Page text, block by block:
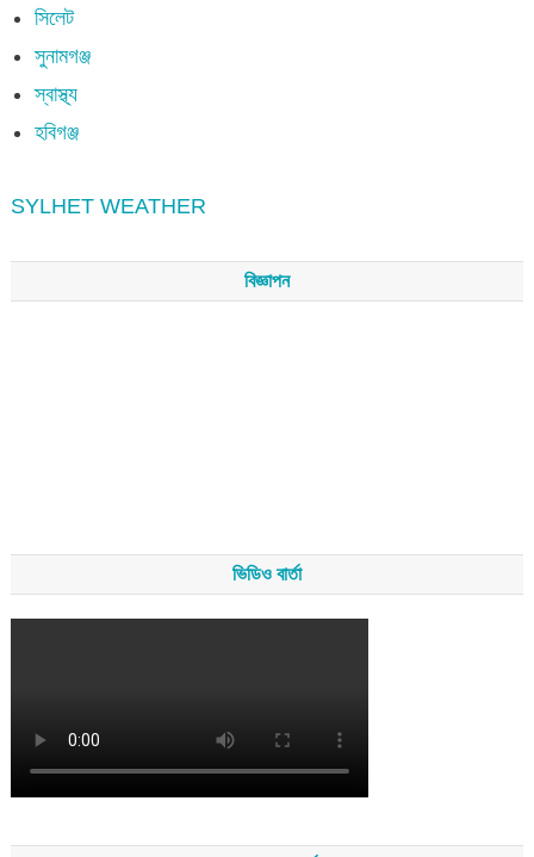
সিলেট
সুনামগঞ্জ
স্বাস্থ্য
হবিগঞ্জ
SYLHET WEATHER
বিজ্ঞাপন
ভিডিও বার্তা